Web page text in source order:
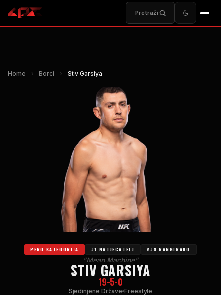
Pretraži
Home › Borci › Stiv Garsiya
PERO KATEGORIJA #1 NATJECATELJ ##9 RANGIRANO
"Mean Machine"
STIV GARSIYA
19-5-0
Sjedinjene Države Freestyle